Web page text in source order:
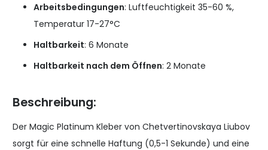
Arbeitsbedingungen: Luftfeuchtigkeit 35-60 %,
Temperatur 17-27°C
Haltbarkeit: 6 Monate
Haltbarkeit nach dem Öffnen: 2 Monate
Beschreibung:
Der Magic Platinum Kleber von Chetvertinovskaya Liubov
sorgt für eine schnelle Haftung (0,5-1 Sekunde) und eine